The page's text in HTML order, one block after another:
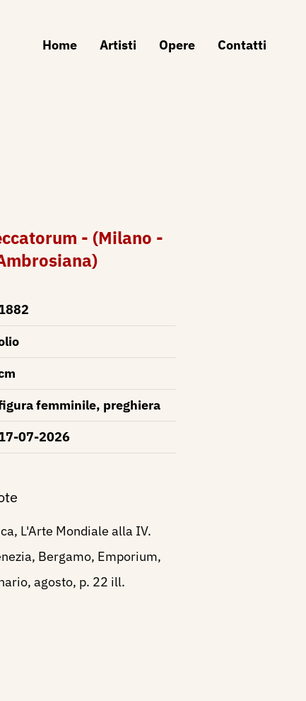
Home Artisti Opere Contatti
- (Milano -
femminile, preghiera
07-2026
L'Arte Mondiale alla IV.
Bergamo, Emporium,
agosto, p. 22 ill.